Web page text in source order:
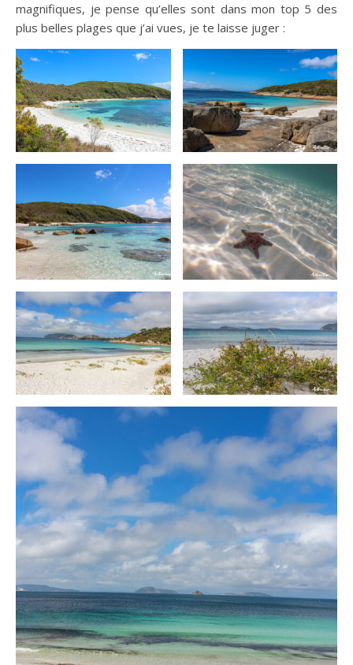
magnifiques, je pense qu’elles sont dans mon top 5 des
plus belles plages que j’ai vues, je te laisse juger :